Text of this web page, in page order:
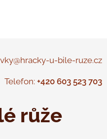
u-bile-ruze.cz
Telefon: +420 603 523 703
růže